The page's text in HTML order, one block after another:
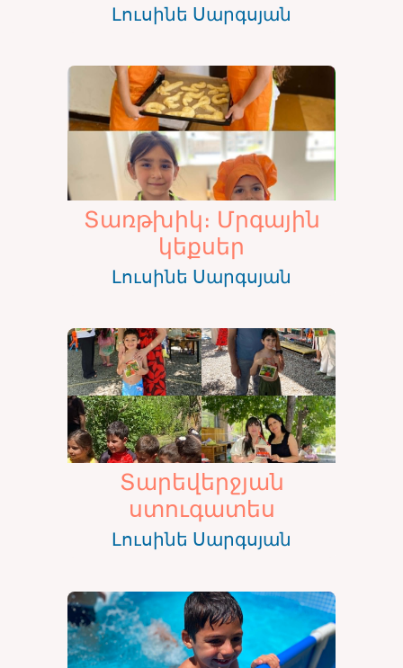
Լուսինե Սարգսյան
Տառթխիկ։ Մրգային
կեքսեր
Լուսինե Սարգսյան
Տարեվերջյան
ստուգատես
Լուսինե Սարգսյան